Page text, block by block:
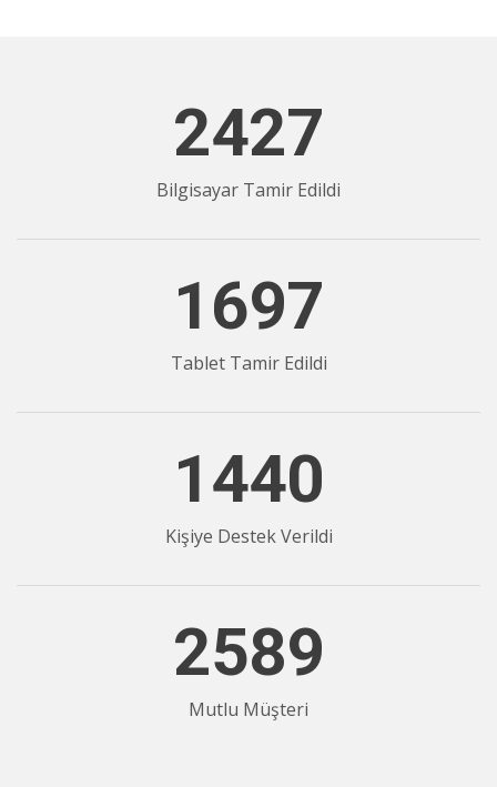
2427
Bilgisayar Tamir Edildi
1697
Tablet Tamir Edildi
1440
Kişiye Destek Verildi
2589
Mutlu Müşteri